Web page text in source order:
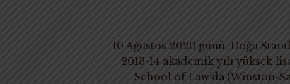
10 Ağustos 2020 günü, Doğu
2013-14 akademik yılı yüksek
School of Law’da (Winston-